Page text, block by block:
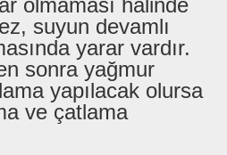
olmaması halinde
suyun devamlı
yarar vardır.
sonra yağmur
yapılacak olursa
ve çatlama